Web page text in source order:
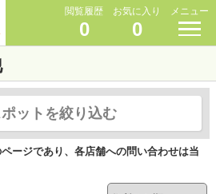
閲覧履歴
0
お気に入り
0
メニュー
ポットを絞り込む
ージであり、各店舗への問い合わせは当